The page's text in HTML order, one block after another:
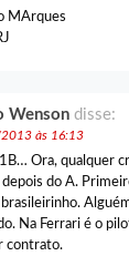
MArques
Wenson disse:
às 16:13
Ora, qualquer
depois do A.
brasileirinho.
Na Ferrari é o
contrato.